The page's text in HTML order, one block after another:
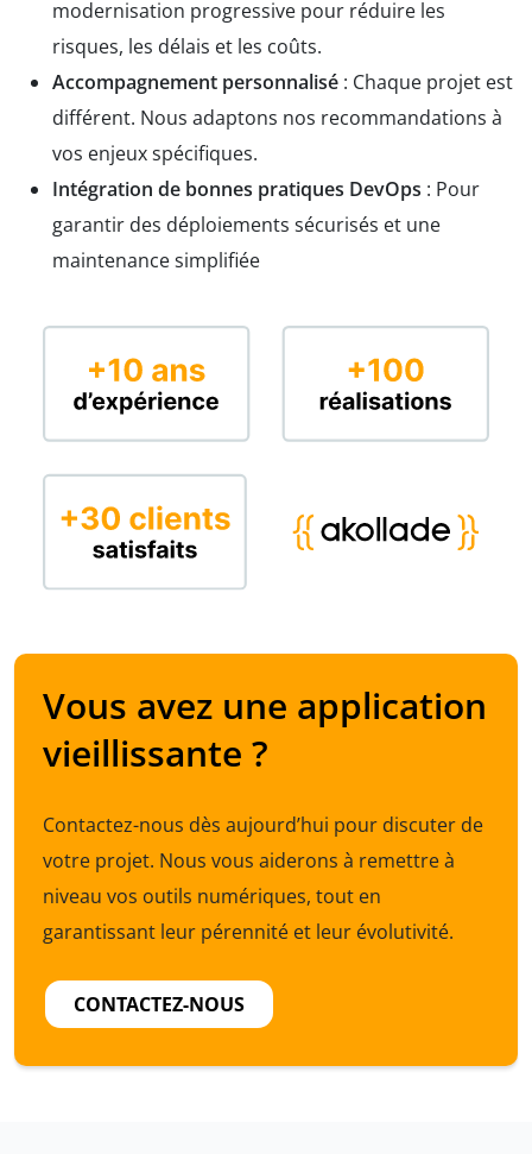
modernisation progressive pour réduire les
risques, les délais et les coûts.
Accompagnement personnalisé : Chaque projet est
différent. Nous adaptons nos recommandations à
vos enjeux spécifiques.
Intégration de bonnes pratiques DevOps : Pour
garantir des déploiements sécurisés et une
maintenance simplifiée
Vous avez une application
vieillissante ?
Contactez-nous dès aujourd’hui pour discuter de
votre projet. Nous vous aiderons à remettre à
niveau vos outils numériques, tout en
garantissant leur pérennité et leur évolutivité.
CONTACTEZ-NOUS